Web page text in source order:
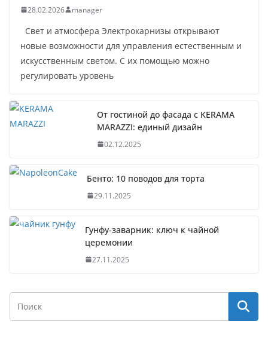
28.02.2026 manager
Свет и атмосфера Электрокарнизы открывают
новые возможности для управления естественным и
искусственным светом. С их помощью можно
регулировать уровень
От гостиной до фасада с KERAMA
MARAZZI: единый дизайн
02.12.2025
Бенто: 10 поводов для торта
29.11.2025
Гунфу-заварник: ключ к чайной
церемонии
27.11.2025